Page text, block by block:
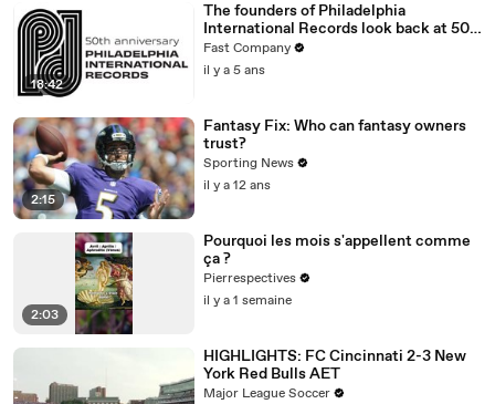
18:42
The founders of Philadelphia
International Records look back at 50
years of Philly Soul
Fast Company
il y a 5 ans
2:15
Fantasy Fix: Who can fantasy owners
trust?
Sporting News
il y a 12 ans
2:03
Pourquoi les mois s'appellent comme
ça ?
Pierrespectives
il y a 1 semaine
HIGHLIGHTS: FC Cincinnati 2-3 New
York Red Bulls AET
Major League Soccer